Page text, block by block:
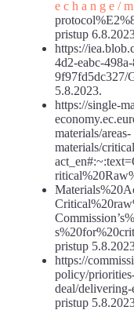
e c h a n g e /
pristup
https://
4d2-eabc-
9f97fd5dc327/
5.8.2023.
https://single-
materials/
materials/
pristup
https://
policy/
deal/delivering-
pristup